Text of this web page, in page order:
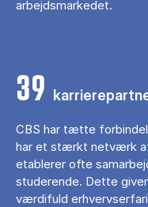
arbejdsmarkedet.
39
CBS har tætte
har et stærkt netværk
etablerer ofte
studerende. Dette
værdifuld